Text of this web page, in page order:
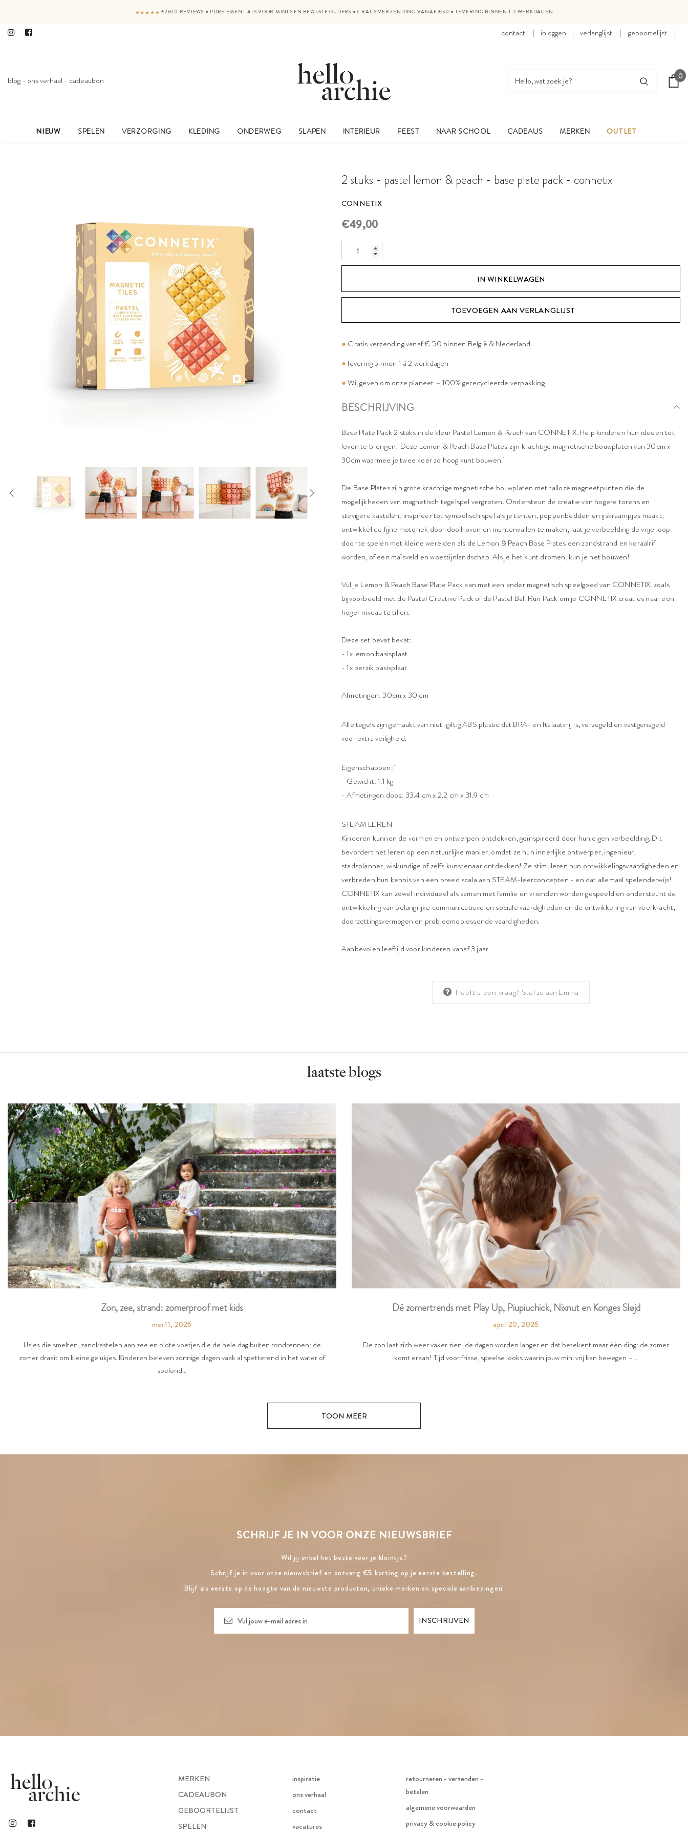
★★★★★ +2500 REVIEWS ● PURE ESSENTIALS VOOR MINI'S EN BEWUSTE OUDERS ●GRATIS VERZENDING VANAF €50 ● LEVERING BINNEN 1-2 WERKDAGEN
contact inloggen verlanglijst | geboortelijst |
blog - ons verhaal - cadeaubon 0
NIEUW SPELEN VERZORGING KLEDING ONDERWEG SLAPEN INTERIEUR FEEST NAAR SCHOOL CADEAUS MERKEN OUTLET
2 stuks - pastel lemon & peach - base plate pack - connetix
CONNETIX
€49,00
TOEVOEGEN AAN VERLANGLIJST
● Gratis verzending vanaf € 50 binnen België & Nederland
● levering binnen 1 à 2 werkdagen
●Wij geven om onze planeet – 100% gerecycleerde verpakking
BESCHRIJVING
Base Plate Pack 2 stuks in de kleur Pastel Lemon & Peach van CONNETIX. Help kinderen hun ideeën tot
leven te brengen! Deze Lemon & Peach Base Plates zijn krachtige magnetische bouwplaten van 30cm x
30cm waarmee je twee keer zo hoog kunt bouwen.
De Base Plates zijn grote krachtige magnetische bouwplaten met talloze magneetpunten die de
mogelijkheden van magnetisch tegelspel vergroten. Ondersteun de creatie van hogere torens en
stevigere kastelen; inspireer tot symbolisch spel als je tenten, poppenbedden en ijskraampjes maakt;
ontwikkel de fijne motoriek door doolhoven en muntenvallen te maken; laat je verbeelding de vrije loop
door te spelen met kleine werelden als de Lemon & Peach Base Plates een zandstrand en koraalrif
worden, of een maïsveld en woestijnlandschap. Als je het kunt dromen, kun je het bouwen!
Vul je Lemon & Peach Base Plate Pack aan met een andermagnetisch speelgoedvan CONNETIX, zoals
bijvoorbeeld met de Pastel Creative Pack of de Pastel Ball Run Pack om je CONNETIX creaties naar een
hoger niveau te tillen.
Deze set bevat bevat:
- 1x lemon basisplaat
- 1x perzik basisplaat
Afmetingen: 30cm x 30 cm
Alle tegels zijn gemaakt van niet-giftig ABS plastic dat BPA- en ftalaatvrij is, verzegeld en vastgenageld
voor extra veiligheid.
Eigenschappen:
- Gewicht: 1.1 kg
- Afmetingen doos: 33.4 cm x 2.2 cm x 31.9 cm
STEAM LEREN
Kinderen kunnen de vormen en ontwerpen ontdekken, geïnspireerd door hun eigen verbeelding. Dit
bevordert het leren op een natuurlijke manier, omdat ze hun innerlijke ontwerper, ingenieur,
stadsplanner, wiskundige of zelfs kunstenaar ontdekken! Ze stimuleren hun ontwikkelingsvaardigheden en
verbreden hun kennis van een breed scala aan STEAM-leerconcepten - en dat allemaal spelenderwijs!
CONNETIX kan zowel individueel als samen met familie en vrienden worden gespeeld en ondersteunt de
ontwikkeling van belangrijke communicatieve en sociale vaardigheden en de ontwikkeling van veerkracht,
doorzettingsvermogen en probleemoplossende vaardigheden.
Aanbevolen leeftijd voor kinderen vanaf 3 jaar.
Heeft u een vraag? Stel ze aan Emma
laatste blogs
Zon, zee, strand: zomerproof met kids
mei 11, 2026
IJsjes die smelten, zandkastelen aan zee en blote voetjes die de hele dag buiten rondrennen: de
zomer draait om kleine gelukjes. Kinderen beleven zonnige dagen vaak al spetterend in het water of
spelend...
Dé zomertrends met Play Up, Piupiuchick, Nixnut en Konges Sløjd
april 20, 2026
De zon laat zich weer vaker zien, de dagen worden langer en dat betekent maar één ding: de zomer
komt eraan! Tijd voor frisse, speelse looks waarin jouw mini vrij kan bewegen –...
TOON MEER
SCHRIJF JE IN VOOR ONZE NIEUWSBRIEF
Wil jij enkel het beste voor je kleintje?
Schrijf je in voor onze nieuwsbrief en ontvang €5 korting op je eerste bestelling.
Blijf als eerste op de hoogte van de nieuwste producten, unieke merken en speciale aanbiedingen!
MERKEN
CADEAUBON
GEBOORTELIJST
SPELEN
inspiratie
ons verhaal
contact
vacatures
retourneren - verzenden -
betalen
algemene voorwaarden
privacy & cookie policy